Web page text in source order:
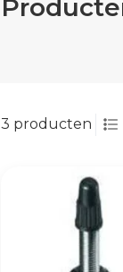
3 producten